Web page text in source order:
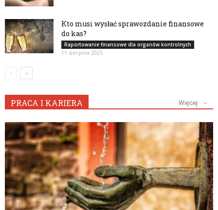
Kto musi wysłać sprawozdanie finansowe
do kas?
Raportowanie finansowe dla organów kontrolnych
11 sierpnia 2025
PRACA I KARIERA Więcej